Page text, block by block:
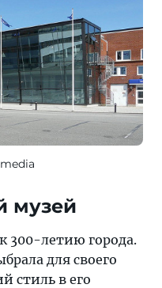
музей
300-летию города.
для своего
стиль в его